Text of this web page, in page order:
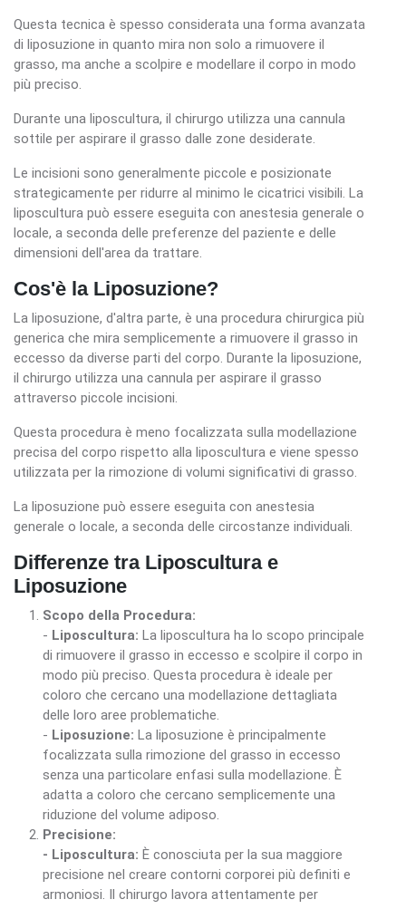
Questa tecnica è spesso considerata una forma avanzata
di liposuzione in quanto mira non solo a rimuovere il
grasso, ma anche a scolpire e modellare il corpo in modo
più preciso.
Durante una liposcultura, il chirurgo utilizza una cannula
sottile per aspirare il grasso dalle zone desiderate.
Le incisioni sono generalmente piccole e posizionate
strategicamente per ridurre al minimo le cicatrici visibili. La
liposcultura può essere eseguita con anestesia generale o
locale, a seconda delle preferenze del paziente e delle
dimensioni dell'area da trattare.
Cos'è la Liposuzione?
La liposuzione, d'altra parte, è una procedura chirurgica più
generica che mira semplicemente a rimuovere il grasso in
eccesso da diverse parti del corpo. Durante la liposuzione,
il chirurgo utilizza una cannula per aspirare il grasso
attraverso piccole incisioni.
Questa procedura è meno focalizzata sulla modellazione
precisa del corpo rispetto alla liposcultura e viene spesso
utilizzata per la rimozione di volumi significativi di grasso.
La liposuzione può essere eseguita con anestesia
generale o locale, a seconda delle circostanze individuali.
Differenze tra Liposcultura e
Liposuzione
Scopo della Procedura:
- Liposcultura: La liposcultura ha lo scopo principale
di rimuovere il grasso in eccesso e scolpire il corpo in
modo più preciso. Questa procedura è ideale per
coloro che cercano una modellazione dettagliata
delle loro aree problematiche.
- Liposuzione: La liposuzione è principalmente
focalizzata sulla rimozione del grasso in eccesso
senza una particolare enfasi sulla modellazione. È
adatta a coloro che cercano semplicemente una
riduzione del volume adiposo.
Precisione:
- Liposcultura: È conosciuta per la sua maggiore
precisione nel creare contorni corporei più definiti e
armoniosi. Il chirurgo lavora attentamente per